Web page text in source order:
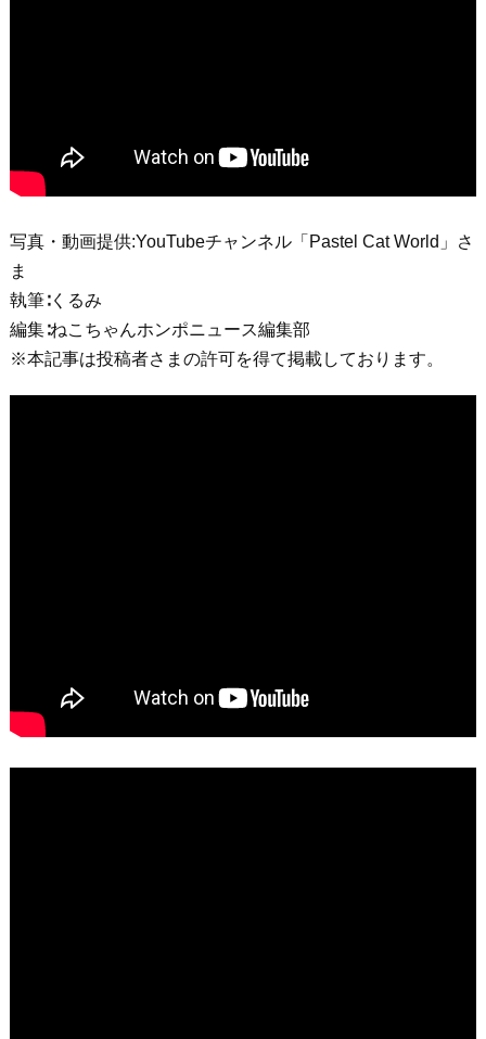
写真・動画提供:YouTubeチャンネル「Pastel Cat World」さ
ま
執筆∶くるみ
編集∶ねこちゃんホンポニュース編集部
※本記事は投稿者さまの許可を得て掲載しております。